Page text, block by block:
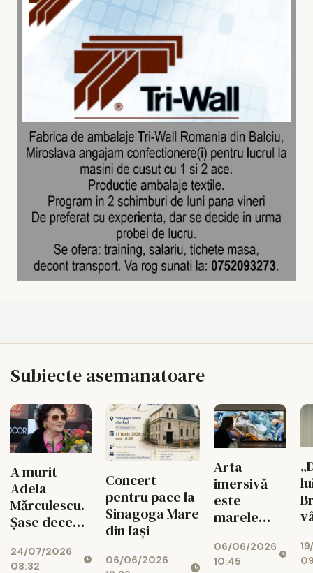
Subiecte asemanatoare
A murit
Adela
Mărculescu.
Șase decenii
Naționalului
24/07/2026
08:32
Concert
pentru pace la
Sinagoga Mare
din Iași
06/06/2026
Arta
imersivă
este
marele
anului 2026
06/06/2026
10:45